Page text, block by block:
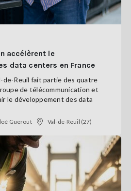
accélèrent le
data centers en France
de-Reuil fait partie des quatre
de télécommunication et
le développement des data
Guerout Val-de-Reuil (27)